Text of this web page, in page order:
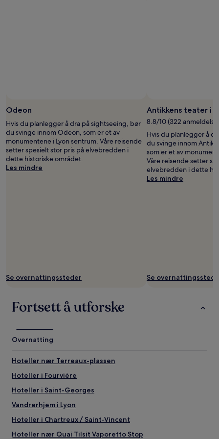
Odeon
Hvis du planlegger å dra på sightseeing, bør
du svinge innom Odeon, som er et av
monumentene i Lyon sentrum. Våre reisende
setter spesielt stor pris på elvebredden i
dette historiske området.
Les mindre
Se overnattingssteder
Antikkens teater i
8.8/10 (322
Hvis du planlegger å
du svinge innom
som er et av
Våre reisende setter
elvebredden i dette
Les mindre
Se
Fortsett å utforske
Overnatting
Hoteller nær Terreaux-plassen
Hoteller i Fourvière
Hoteller i Saint-Georges
Vandrerhjem i Lyon
Hoteller i Chartreux / Saint-Vincent
Hoteller nær Quai Tilsit Vaporetto Stop